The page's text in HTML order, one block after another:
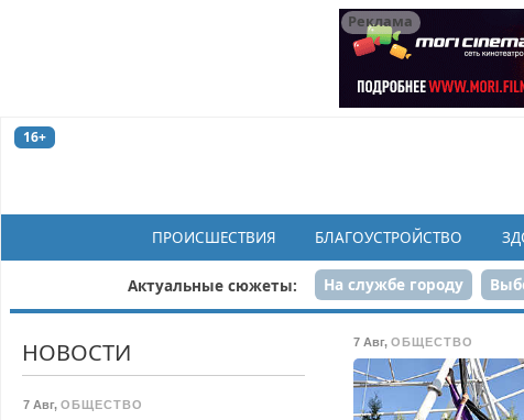
Реклама
16+
ПРОИСШЕСТВИЯ БЛАГОУСТРОЙСТВО
Актуальные сюжеты: На службе городу
7 Авг,ОБЩЕСТВО
НОВОСТИ
7 Авг, ОБЩЕСТВО